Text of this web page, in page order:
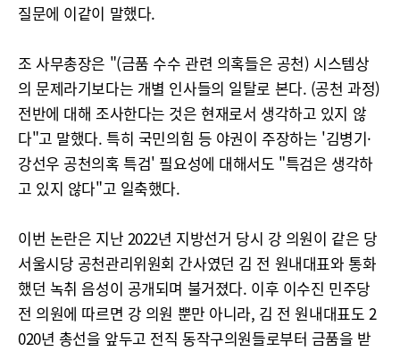
질문에 이같이 말했다.
조 사무총장은 "(금품 수수 관련 의혹들은 공천) 시스템상
의 문제라기보다는 개별 인사들의 일탈로 본다. (공천 과정)
전반에 대해 조사한다는 것은 현재로서 생각하고 있지 않
다"고 말했다. 특히 국민의힘 등 야권이 주장하는 '김병기·
강선우 공천의혹 특검' 필요성에 대해서도 "특검은 생각하
고 있지 않다"고 일축했다.
이번 논란은 지난 2022년 지방선거 당시 강 의원이 같은 당
서울시당 공천관리위원회 간사였던 김 전 원내대표와 통화
했던 녹취 음성이 공개되며 불거졌다. 이후 이수진 민주당
전 의원에 따르면 강 의원 뿐만 아니라, 김 전 원내대표도 2
020년 총선을 앞두고 전직 동작구의원들로부터 금품을 받